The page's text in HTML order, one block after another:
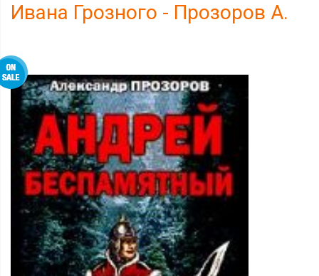
Ивана Грозного - Прозоров А.